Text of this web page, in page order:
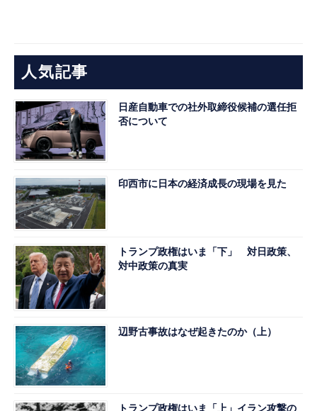
人気記事
日産自動車での社外取締役候補の選任拒
否について
印西市に日本の経済成長の現場を見た
トランプ政権はいま「下」 対日政策、
対中政策の真実
辺野古事故はなぜ起きたのか（上）
トランプ政権はいま「上」イラン攻撃の